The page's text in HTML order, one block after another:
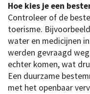
Hoe kies je een
Controleer of de
toerisme.
water en medicijnen
werden gevraagd
echter komen, wat
Een duurzame
met het openbaar